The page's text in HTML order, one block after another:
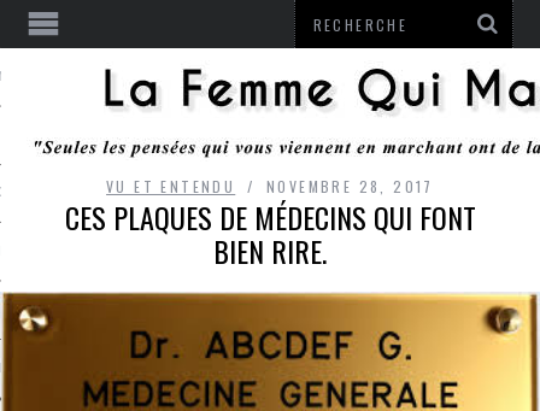
RESTER VU ET ENTENDU NOVEMBRE 28, 2017
CES PLAQUES DE MÉDECINS QUI FONT
BIEN RIRE.